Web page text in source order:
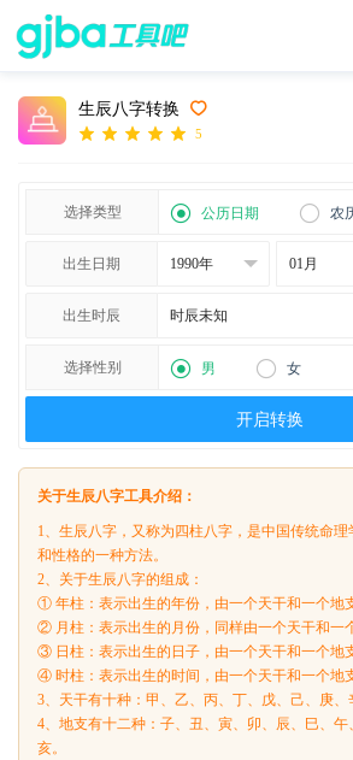
生辰八字转换
5
选择类型 公历日期 农
出生日期
出生时辰
选择性别 男 女
开启转换
关于生辰八字工具介绍：
1、生辰八字，又称为四柱八字，是中国传统命
和性格的一种方法。
2、关于生辰八字的组成：
① 年柱：表示出生的年份，由一个天干和一个地
② 月柱：表示出生的月份，同样由一个天干和一
③ 日柱：表示出生的日子，由一个天干和一个地
④ 时柱：表示出生的时间，由一个天干和一个地
3、天干有十种：甲、乙、丙、丁、戊、己、庚、
4、地支有十二种：子、丑、寅、卯、辰、巳、午
亥。